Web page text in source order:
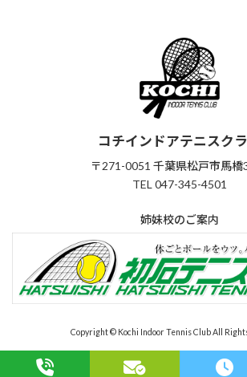
コチインドアテニスク
〒271-0051 千葉県松戸市馬橋
TEL 047-345-4501
姉妹校のご案内
Copyright © Kochi Indoor Tennis Club All